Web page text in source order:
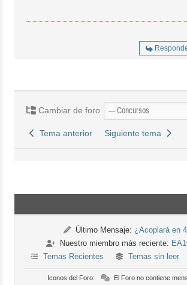
Cambiar de foro
Tema anterior Siguiente tema
Último Mensaje: ¿Acoplará en
Nuestro miembro más reciente:
Temas Recientes
Temas sin leer
Iconos del Foro:
El Foro no contiene